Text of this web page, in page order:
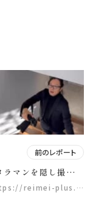
前のレポート
ラマンを隠し撮りし
た集📸 撮影に集中し
るカメラマン。 実は
reimei-plus.…